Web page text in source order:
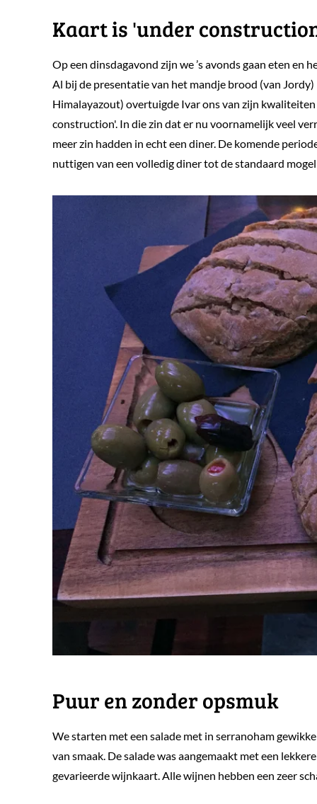
Kaart is 'under
Op een dinsdagavond zijn we ’s avonds gaan eten en
Al bij de presentatie van het mandje brood (van
Himalayazout) overtuigde Ivar ons van zijn
construction'. In die zin dat er nu voornamelijk veel
meer zin hadden in echt een diner. De komende
nuttigen van een volledig diner tot de standaard
Puur en zonder opsmuk
We starten met een salade met in serranoham
van smaak. De salade was aangemaakt met een
gevarieerde wijnkaart. Alle wijnen hebben een zeer